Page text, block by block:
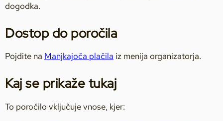
dogodka.
Dostop do poročila
Pojdite na Manjkajoča plačila iz menija organizatorja.
Kaj se prikaže tukaj
To poročilo vključuje vnose, kjer: